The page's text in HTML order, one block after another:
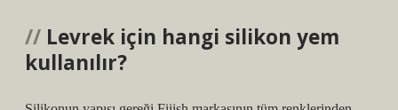
Levrek için hangi silikon yem
kullanılır?